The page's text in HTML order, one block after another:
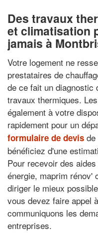
Des travaux
et climatisation
jamais à
Votre logement ne
prestataires de
de ce fait un
travaux thermiques.
également à votre
rapidement pour un
formulaire de devis
bénéficiez d'une
Pour recevoir des
énergie, maprim rénov'
diriger le mieux
vous devez faire appel
communiquons les
entreprises.